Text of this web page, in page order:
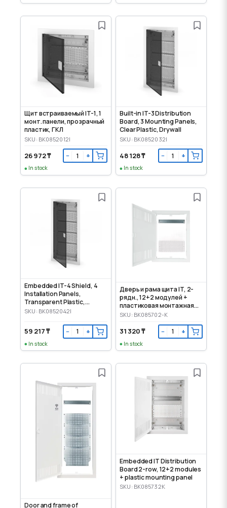
Щит встраиваемый IT-1, 1
монт. панели, прозрачный
пластик, ГКЛ
SKU: BK0852012I
26 972 ₸ − +
In stock
Built-in IT-3 Distribution
Board, 3 Mounting Panels,
Clear Plastic, Drywall
SKU: BK0852032I
48 128 ₸ − +
In stock
Embedded IT-4 Shield, 4
Installation Panels,
Transparent Plastic,
Drywall
SKU: BK0852042I
59 217 ₸ − +
In stock
Дверь и рама щита IT, 2-
рядн., 12+2 модулей +
пластиковая монтажная
панель
SKU: BK085702-K
31 320 ₸ − +
In stock
Door and frame of
Embedded IT Distribution
Board 2-row, 12+2 modules
+ plastic mounting panel
SKU: BK085732K